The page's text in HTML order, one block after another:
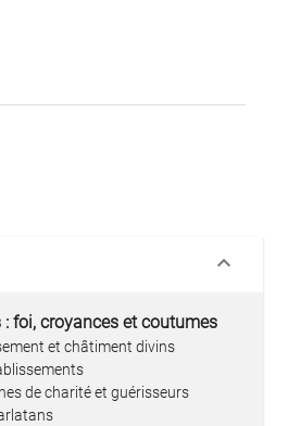
keyboard_arrow_down
: foi, croyances et coutumes
et châtiment divins
de charité et guérisseurs